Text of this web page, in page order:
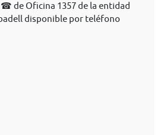
de Oficina 1357 de la entidad
disponible por teléfono